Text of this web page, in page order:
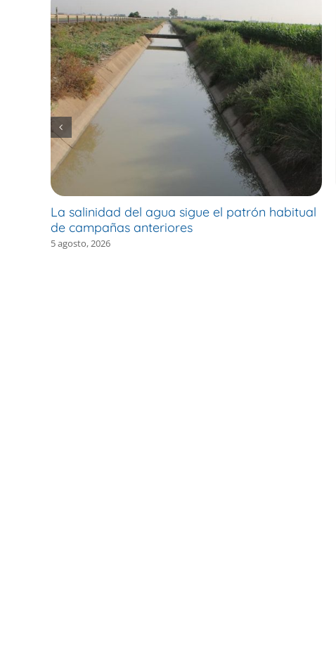
La salinidad del agua sigue el patrón habitual
de campañas anteriores
5 agosto, 2026